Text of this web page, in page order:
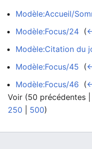
Modèle:Accueil/
Modèle:Focus/24 (
Modèle:Citation du
Modèle:Focus/45 (
Modèle:Focus/46 (
Voir (50 précédentes
250
500)